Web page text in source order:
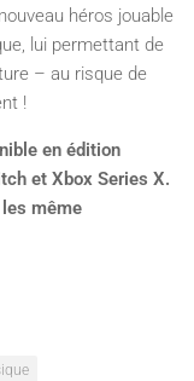
héros jouable
lui permettant de
– au risque de
!
en édition
et Xbox Series X.
même